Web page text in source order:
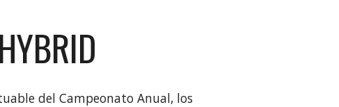
del Campeonato Anual, los